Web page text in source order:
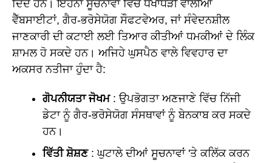
ਦਿੰਦੇ ਹਨ। ਇਹਨਾਂ ਸੂਚਨਾਵਾਂ ਵਿੱਚ ਧੋਖਾਧੜੀ ਵਾਲੀਆਂ
ਵੈੱਬਸਾਈਟਾਂ, ਗੈਰ-ਭਰੋਸੇਯੋਗ ਸੌਫਟਵੇਅਰ, ਜਾਂ ਸੰਵੇਦਨਸ਼ੀਲ
ਜਾਣਕਾਰੀ ਦੀ ਕਟਾਈ ਲਈ ਤਿਆਰ ਕੀਤੀਆਂ ਧਮਕੀਆਂ ਦੇ ਲਿੰਕ
ਸ਼ਾਮਲ ਹੋ ਸਕਦੇ ਹਨ। ਅਜਿਹੇ ਘੁਸਪੈਠ ਵਾਲੇ ਵਿਵਹਾਰ ਦਾ
ਅਕਸਰ ਨਤੀਜਾ ਹੁੰਦਾ ਹੈ:
ਗੋਪਨੀਯਤਾ ਜੋਖਮ: ਉਪਭੋਗਤਾ ਅਣਜਾਣੇ ਵਿੱਚ ਨਿੱਜੀ
ਡੇਟਾ ਨੂੰ ਗੈਰ-ਭਰੋਸੇਯੋਗ ਸੰਸਥਾਵਾਂ ਨੂੰ ਬੇਨਕਾਬ ਕਰ ਸਕਦੇ
ਹਨ।
ਵਿੱਤੀ ਸ਼ੋਸ਼ਣ: ਘੁਟਾਲੇ ਦੀਆਂ ਸੂਚਨਾਵਾਂ 'ਤੇ ਕਲਿੱਕ ਕਰਨ